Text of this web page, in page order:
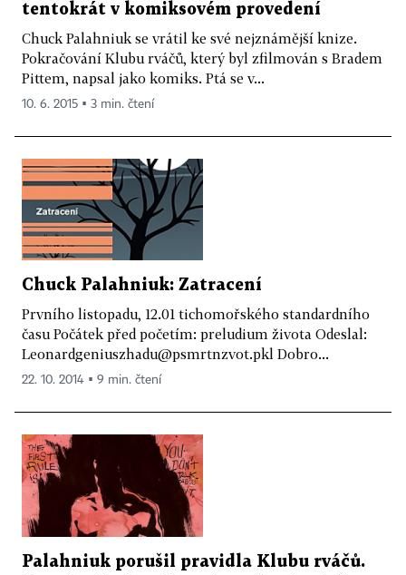
tentokrát v komiksovém provedení
Chuck Palahniuk se vrátil ke své nejznámější knize.
Pokračování Klubu rváčů, který byl zfilmován s Bradem
Pittem, napsal jako komiks. Ptá se v...
10. 6. 2015 ▪ 3 min. čtení
Chuck Palahniuk: Zatracení
Prvního listopadu, 12.01 tichomořského standardního
času Počátek před početím: preludium života Odeslal:
Leonardgeniuszhadu@psmrtnzvot.pkl Dobro...
22. 10. 2014 ▪ 9 min. čtení
Palahniuk porušil pravidla Klubu rváčů.